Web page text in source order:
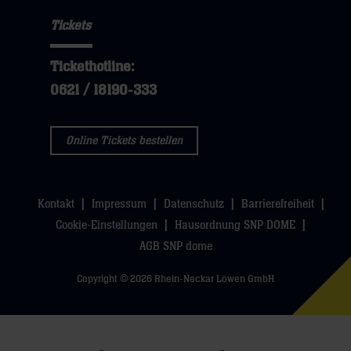
sie
dann
sie
hier
öffnen,
dann
klicken
sie
Tickets
Tickethotline:
0621 / 18190-333
Online Tickets bestellen
Kontakt Impressum Datenschutz
Barrierefreiheit
Cookie-Einstellungen
Hausordnung SNP DOME
AGB SNP dome
Copyright © 2026 Rhein-Neckar Löwen GmbH